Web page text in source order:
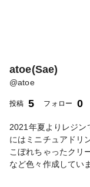
atoe(Sae)
@atoe
投稿 5 フォロー 0
2021年夏よりレジ
にはミニチュアドリ
こぼれちゃったクリ
など色々作成してい